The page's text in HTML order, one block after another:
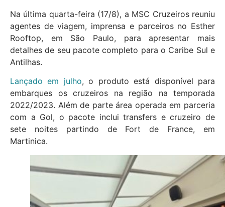
Na última quarta-feira (17/8), a MSC Cruzeiros reuniu
agentes de viagem, imprensa e parceiros no Esther
Rooftop, em São Paulo, para apresentar mais
detalhes de seu pacote completo para o Caribe Sul e
Antilhas.
Lançado em julho, o produto está disponível para
embarques os cruzeiros na região na temporada
2022/2023. Além de parte área operada em parceria
com a Gol, o pacote inclui transfers e cruzeiro de
sete noites partindo de Fort de France, em
Martinica.